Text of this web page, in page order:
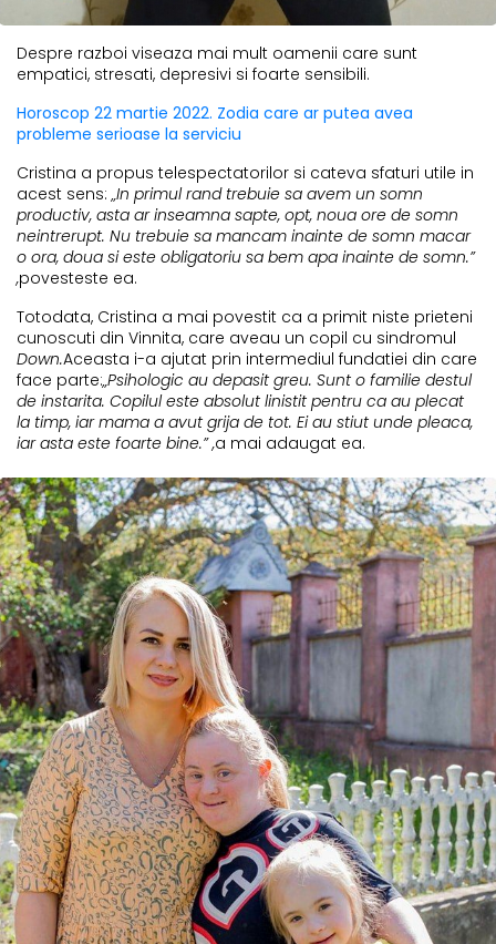
Despre razboi viseaza mai mult oamenii care sunt
empatici, stresati, depresivi si foarte sensibili.
Horoscop 22 martie 2022. Zodia care ar putea avea
probleme serioase la serviciu
Cristina a propus telespectatorilor si cateva sfaturi utile in
acest sens: „In primul rand trebuie sa avem un somn
productiv, asta ar inseamna sapte, opt, noua ore de somn
neintrerupt. Nu trebuie sa mancam inainte de somn macar
o ora, doua si este obligatoriu sa bem apa inainte de somn.”
,povesteste ea.
Totodata, Cristina a mai povestit ca a primit niste prieteni
cunoscuti din Vinnita, care aveau un copil cu sindromul
Down.Aceasta i-a ajutat prin intermediul fundatiei din care
face parte:„Psihologic au depasit greu. Sunt o familie destul
de instarita. Copilul este absolut linistit pentru ca au plecat
la timp, iar mama a avut grija de tot. Ei au stiut unde pleaca,
iar asta este foarte bine.” ,a mai adaugat ea.